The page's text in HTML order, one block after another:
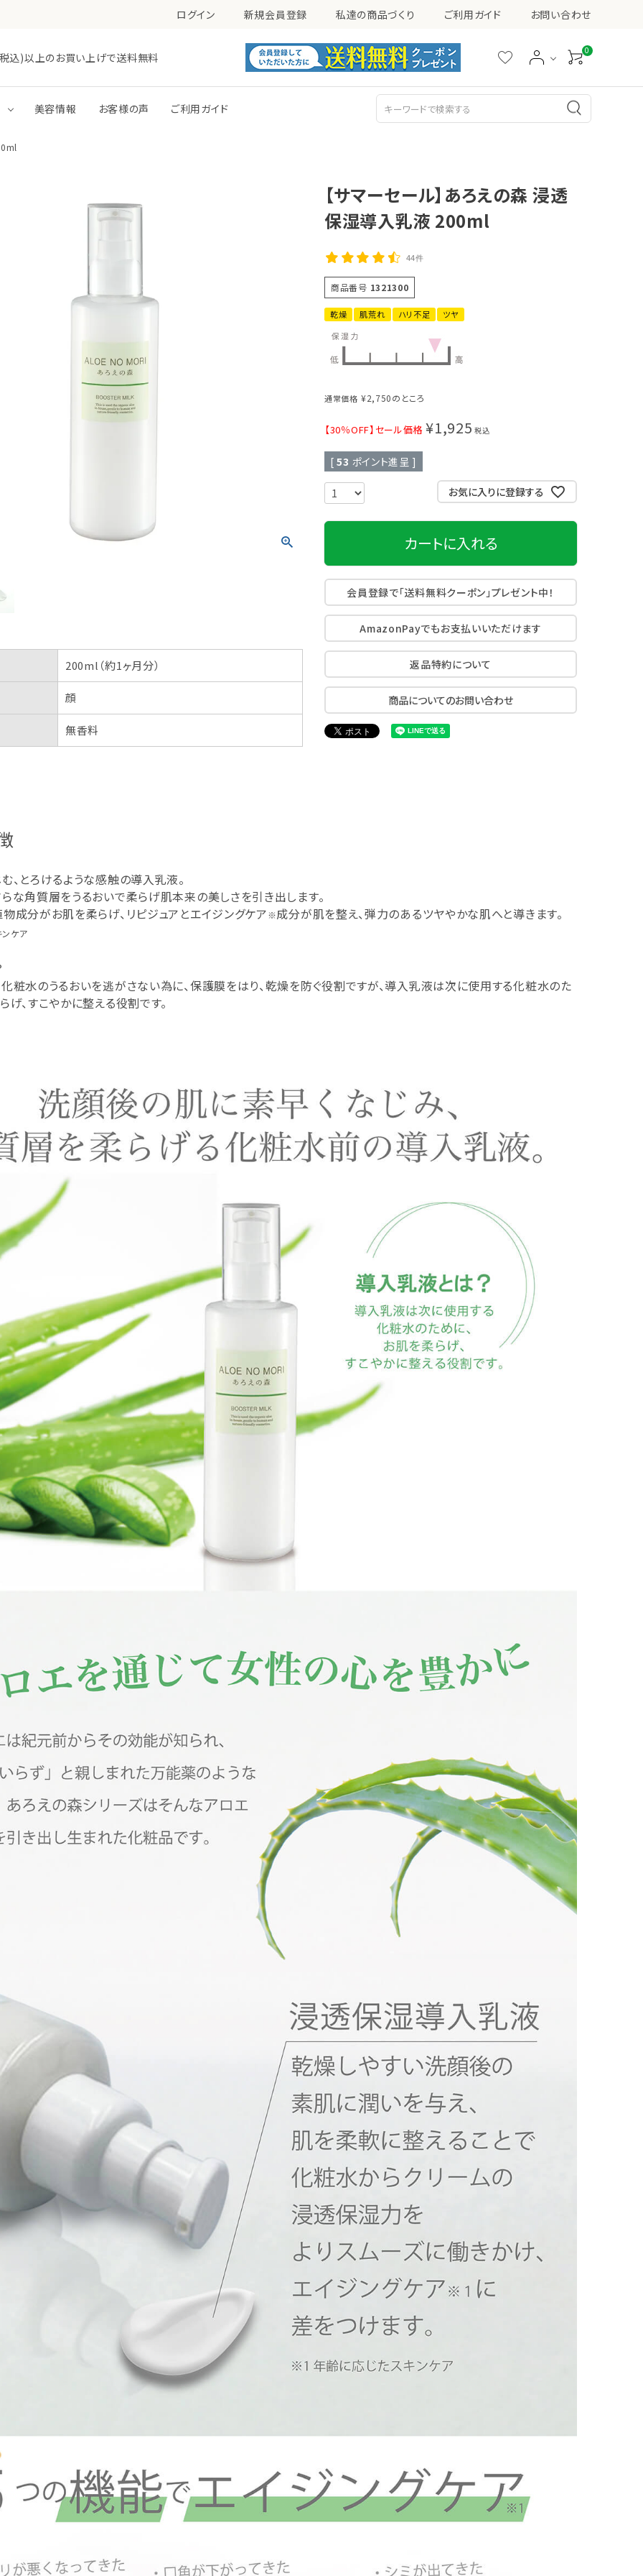
ログイン 新規会員登録 私達の商品づくり ご利用ガイド お問い合わせ
込)以上のお買い上げで送料無料
0
その他
トリートメント 頭皮クレンジング
美容情報 お客様の声 ご利用ガイド
200ml（約1ヶ月分）
顔
無香料
【サマーセール】あろえの森 浸透
保湿導入乳液 200ml
44件
商品番号 1321300
乾燥 肌荒れ ハリ不足 ツヤ
通常価格 ¥2,750のところ
【30％OFF】セール価格 ¥1,925 税込
[ 53 ポイント進呈 ]
お気に入りに登録する
カートに入れる
会員登録で「送料無料クーポン」プレゼント中！
AmazonPayでもお支払いいただけます
返品特約について
商品についてのお問い合わせ
、とろけるような感触の導入乳液。
な角質層をうるおいで柔らげ肌本来の美しさを引き出します。
成分がお肌を柔らげ、リピジュアとエイジングケア※成分が肌を整え、弾力のあるツヤやかな肌へと導きます。
ケア
粧水のうるおいを逃がさない為に、保護膜をはり、乾燥を防ぐ役割ですが、導入乳液は次に使用する化粧水のた
げ、すこやかに整える役割です。